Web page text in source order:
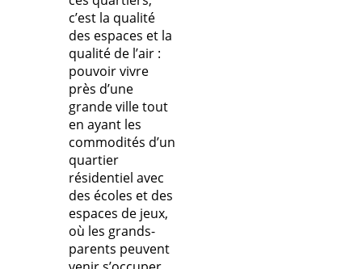
c’est la qualité
des espaces et la
qualité de l’air :
pouvoir vivre
près d’une
grande ville tout
en ayant les
commodités d’un
quartier
résidentiel avec
des écoles et des
espaces de jeux,
où les grands-
parents peuvent